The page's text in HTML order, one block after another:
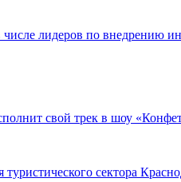
лидеров по внедрению
свой трек в шоу
сектора